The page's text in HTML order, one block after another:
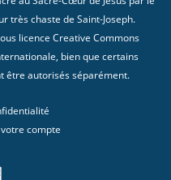
très chaste de Saint-Joseph.
licence Creative Commons
, bien que certains
être autorisés séparément.
compte